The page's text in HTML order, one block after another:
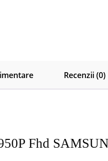
Recenzii (0)
Fhd